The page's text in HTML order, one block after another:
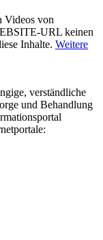
Videos von
URL keinen
Inhalte. Weitere
verständliche
und Behandlung